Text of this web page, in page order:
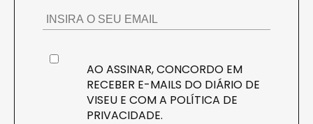
AO ASSINAR, CONCORDO EM
RECEBER E-MAILS DO DIÁRIO DE
VISEU E COM A POLÍTICA DE
PRIVACIDADE.